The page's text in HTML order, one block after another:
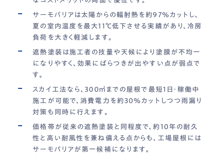
サーモバリアは太陽からの輻射熱を約97％カットし、
夏の室内温度を最大11℃低下させる実績があり、冷房
負荷を大きく軽減します。
遮熱塗装は施工者の技量や天候により塗膜が不均一
になりやすく、効果にばらつきが出やすい点が弱点で
す。
スカイ工法なら、300㎡までの屋根で最短1日・稼働中
施工が可能で、消費電力を約30％カットしつつ雨漏り
対策も同時に行えます。
価格帯が従来の遮熱塗装と同程度で、約10年の耐久
性と高い耐風性を兼ね備える点からも、工場屋根には
サーモバリアが第一候補になります。